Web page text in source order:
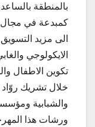
بالمنطقة
كمبدعة في مجال
الى مزيد
الايكولوجي
تكوين الاطفال
خلال تشريك روّاد
والشبابية
ورشات هذا